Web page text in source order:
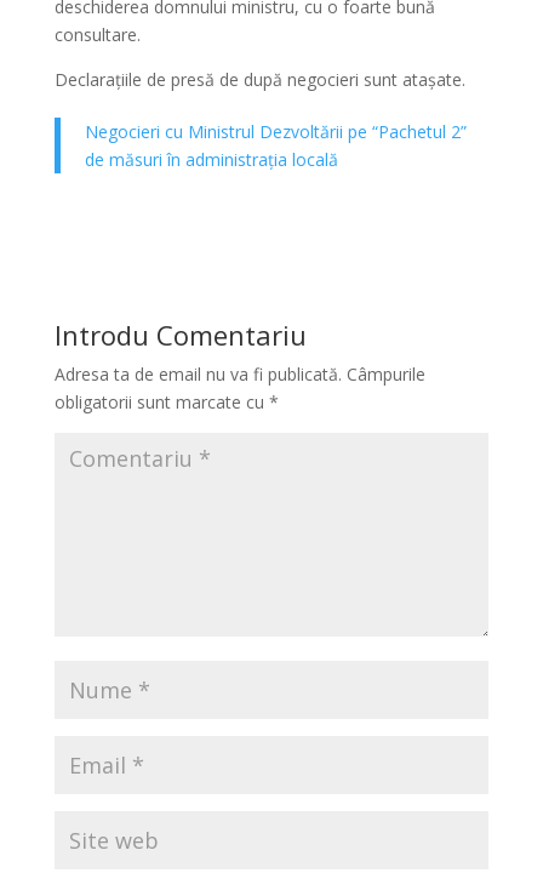
deschiderea domnului ministru, cu o foarte bună
consultare.
Declarațiile de presă de după negocieri sunt atașate.
Negocieri cu Ministrul Dezvoltării pe “Pachetul 2”
de măsuri în administrația locală
Introdu Comentariu
Adresa ta de email nu va fi publicată. Câmpurile
obligatorii sunt marcate cu *